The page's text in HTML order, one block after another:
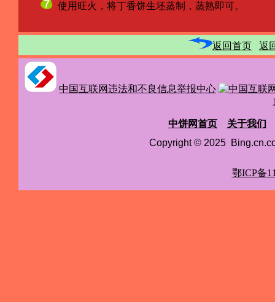
使用旺火，将丁香饼生坯蒸制，蒸熟即可。
返回首页 返
中国互联网违法和不良信息举报中心
中饼网首页
关于我们
Copyright © 2025
鄂ICP备